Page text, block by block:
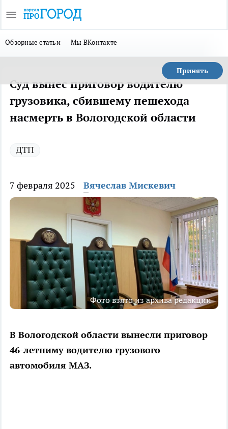
Обзорные статьи Мы ВКонтакте
Принять
Суд вынес приговор водителю
грузовика, сбившему пешехода
насмерть в Вологодской области
ДТП
7 февраля 2025 Вячеслав Мискевич
Фото взято из архива редакции
В Вологодской области вынесли приговор
46-летниму водителю грузового
автомобиля МАЗ.